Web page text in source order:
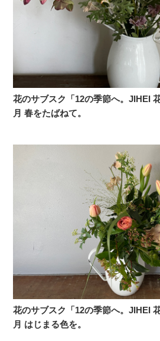
花のサブスク「12の季節へ。JIHEI
月 春をたばねて。
花のサブスク「12の季節へ。JIHEI
月 はじまる色を。